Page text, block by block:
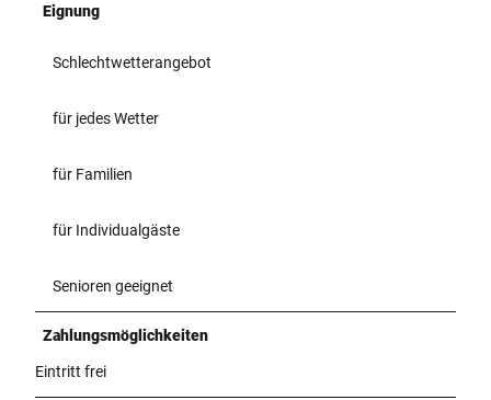
Eignung
Schlechtwetterangebot
für jedes Wetter
für Familien
für Individualgäste
Senioren geeignet
Zahlungsmöglichkeiten
Eintritt frei